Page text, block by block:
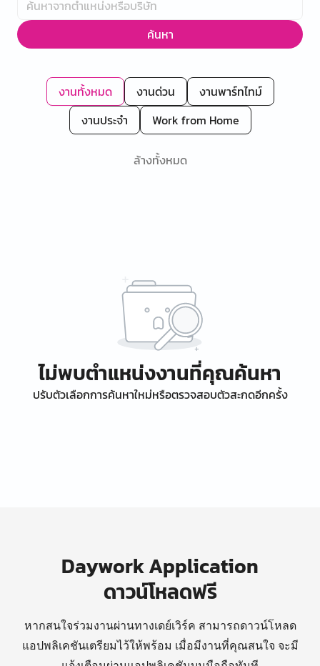
ค้นหา
งานทั้งหมด งานด่วน
งานพาร์ทไทม์
งานประจำ
Work from Home
ล้างทั้งหมด
ไม่พบตำแหน่งงานที่คุณค้นหา
ปรับตัวเลือกการค้นหาใหม่หรือตรวจสอบตัวสะกดอีกครั้ง
Daywork Application
ดาวน์โหลดฟรี
หากสนใจร่วมงานผ่านทางเดย์เวิร์ค สามารถดาวน์โหลด
แอปพลิเคชันเตรียมไว้ให้พร้อม เมื่อมีงานที่คุณสนใจ จะมี